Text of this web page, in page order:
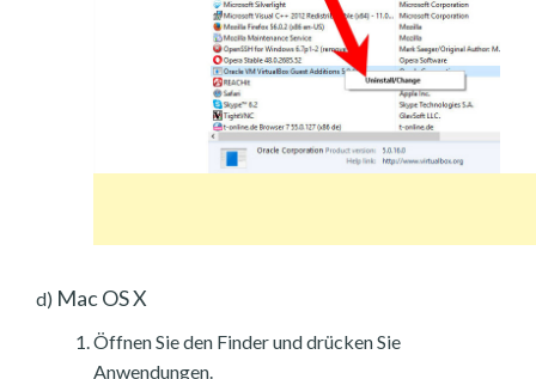
d) Mac OS X
Öffnen Sie den Finder und drücken Sie
Anwendungen.